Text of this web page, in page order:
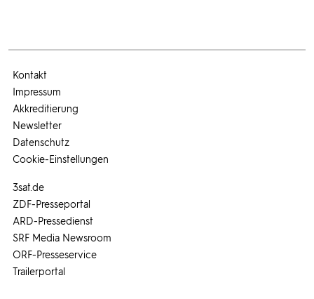
3sat.de
ZDF-Presseportal
ARD-Pressedienst
SRF Media Newsroom
ORF-Presseservice
Trailerportal
Kontakt
Impressum
Akkreditierung
Newsletter
Datenschutz
Cookie-Einstellungen